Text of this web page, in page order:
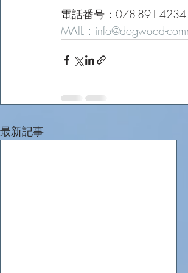
電話番号：078-891-4234
MAIL：info@dogwood-
最新記事